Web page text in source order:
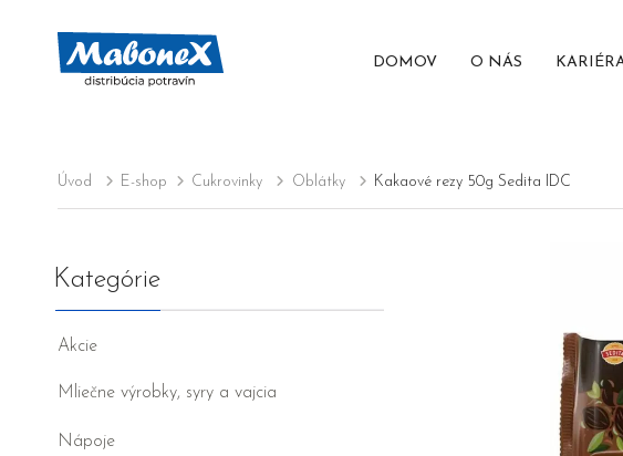
DOMOV O NÁS
Úvod E-shop Cukrovinky Oblátky Kakaové rezy 50g Sedita IDC
Kategórie
Akcie
Mliečne výrobky, syry a vajcia
Nápoje